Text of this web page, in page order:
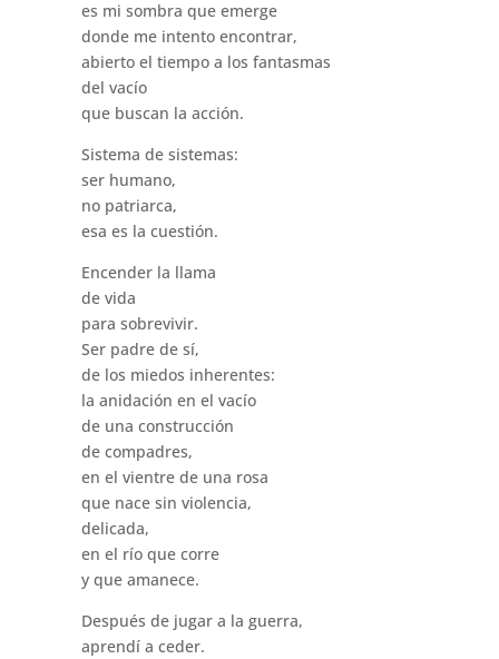
es mi sombra que emerge
donde me intento encontrar,
abierto el tiempo a los fantasmas
del vacío
que buscan la acción.
Sistema de sistemas:
ser humano,
no patriarca,
esa es la cuestión.
Encender la llama
de vida
para sobrevivir.
Ser padre de sí,
de los miedos inherentes:
la anidación en el vacío
de una construcción
de compadres,
en el vientre de una rosa
que nace sin violencia,
delicada,
en el río que corre
y que amanece.
Después de jugar a la guerra,
aprendí a ceder.